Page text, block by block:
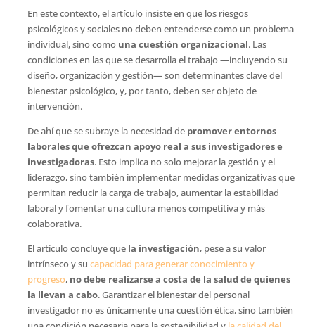
En este contexto, el artículo insiste en que los riesgos
psicológicos y sociales no deben entenderse como un problema
individual, sino como una cuestión organizacional. Las
condiciones en las que se desarrolla el trabajo —incluyendo su
diseño, organización y gestión— son determinantes clave del
bienestar psicológico, y, por tanto, deben ser objeto de
intervención.
De ahí que se subraye la necesidad de promover entornos
laborales que ofrezcan apoyo real a sus investigadores e
investigadoras. Esto implica no solo mejorar la gestión y el
liderazgo, sino también implementar medidas organizativas que
permitan reducir la carga de trabajo, aumentar la estabilidad
laboral y fomentar una cultura menos competitiva y más
colaborativa.
El artículo concluye que la investigación, pese a su valor
intrínseco y su capacidad para generar conocimiento y
progreso, no debe realizarse a costa de la salud de quienes
la llevan a cabo. Garantizar el bienestar del personal
investigador no es únicamente una cuestión ética, sino también